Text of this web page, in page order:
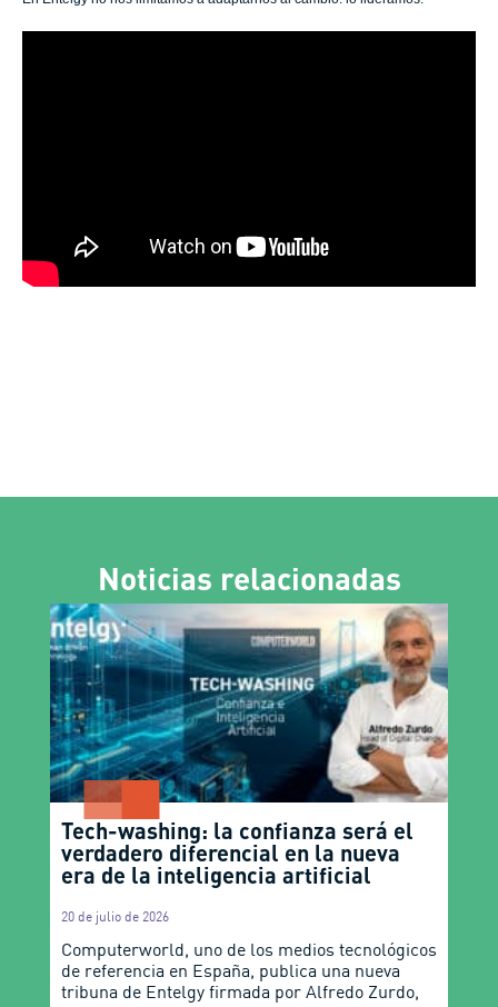
Noticias relacionadas
Tech-washing: la confianza será el
verdadero diferencial en la nueva
era de la inteligencia artificial
20 de julio de 2026
Computerworld, uno de los medios tecnológicos
de referencia en España, publica una nueva
tribuna de Entelgy firmada por Alfredo Zurdo,